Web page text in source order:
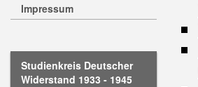
Impressum
Studienkreis Deutscher
Widerstand 1933 - 1945